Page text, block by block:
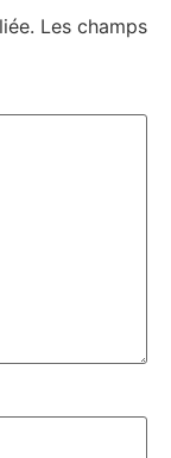
Les champs